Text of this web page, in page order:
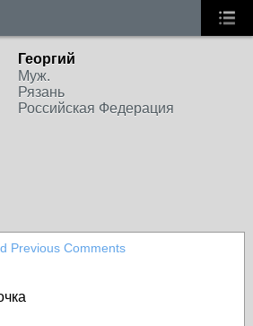
Георгий
Муж.
Рязань
Российская Федерация
Previous Comments